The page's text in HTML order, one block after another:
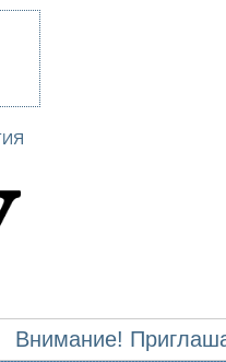
Внимание!